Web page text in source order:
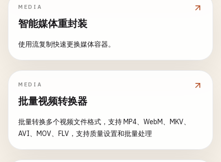
MEDIA
智能媒体重封装
使用流复制快速更换媒体容器。
MEDIA
批量视频转换器
批量转换多个视频文件格式，支持 MP4、WebM、MKV、
AVI、MOV、FLV，支持质量设置和批量处理